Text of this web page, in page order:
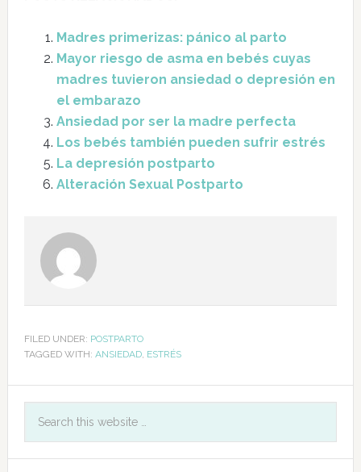
Madres primerizas: pánico al parto
Mayor riesgo de asma en bebés cuyas
madres tuvieron ansiedad o depresión en
el embarazo
Ansiedad por ser la madre perfecta
Los bebés también pueden sufrir estrés
La depresión postparto
Alteración Sexual Postparto
FILED UNDER: POSTPARTO
TAGGED WITH: ANSIEDAD, ESTRÉS